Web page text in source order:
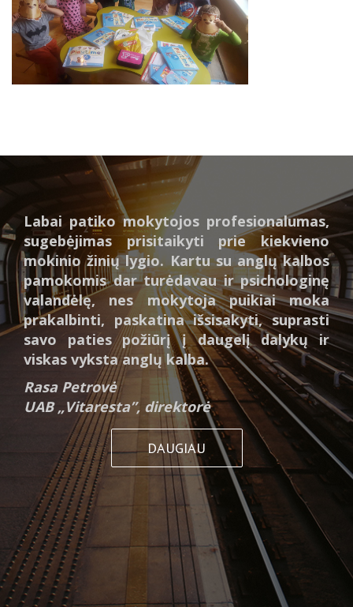
Labai patiko mokytojos profesionalumas,
sugebėjimas prisitaikyti prie kiekvieno
mokinio žinių lygio. Kartu su anglų kalbos
pamokomis dar turėdavau ir psichologinę
valandėlę, nes mokytoja puikiai moka
prakalbinti, paskatina išsisakyti, suprasti
savo paties požiūrį į daugelį dalykų ir
viskas vyksta anglų kalba.
Rasa Petrovė
UAB „Vitaresta”, direktorė
DAUGIAU